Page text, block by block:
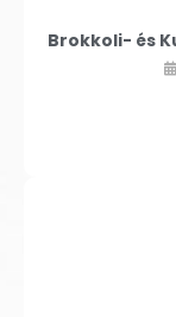
Brokkoli- és